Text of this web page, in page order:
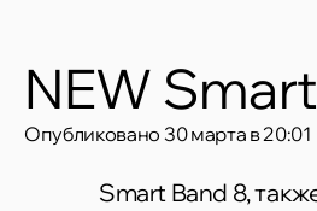
NEW
Опубликовано 30 марта в 20:01
Smart Band 8,